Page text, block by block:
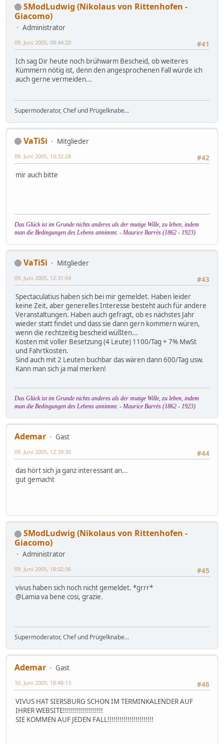
SModLudwig (Nikolaus von Rittenhofen -
Giacomo)
Administrator
#41
09. Juni 2005, 08:44:20
Ich sag Dir heute noch brühwarm Bescheid, ob weiteres
Kümmern nötig ist, denn den angesprochenen Fall würde ich
auch gerne vermeiden...
Supermoderator, Chef und Prügelknabe...
VaTiSi
Mitglieder
#42
09. Juni 2005, 10:32:28
mir auch bitte
Das Glück ist im Grunde nichts anderes als der mutige Wille, zu leben, indem
man die Bedingungen des Lebens annimmt. - Maurice Barrès (1862 - 1923)
VaTiSi
Mitglieder
#43
09. Juni 2005, 12:31:04
Spectaculatius haben sich bei mir gemeldet. Haben leider
keine Zeit, aber generelles Interesse besteht auch für andere
Veranstaltungen. Haben auch gefragt, ob es nächstes Jahr
wieder statt findet und dass sie dann gern kommern würen,
wenn die rechtzeitig bescheid wüßten...
Kosten mit voller Besetzung (4 Leute) 1100/Tag + 7% MwSt
und Fahrtkosten.
Sind auch mit 2 Leuten buchbar das wären dann 600/Tag usw.
Kann man sich ja mal merken!
Das Glück ist im Grunde nichts anderes als der mutige Wille, zu leben, indem
man die Bedingungen des Lebens annimmt. - Maurice Barrès (1862 - 1923)
Ademar
Gast
#44
09. Juni 2005, 12:39:30
das hört sich ja ganz interessant an...
gut gemacht
SModLudwig (Nikolaus von Rittenhofen -
Giacomo)
Administrator
#45
09. Juni 2005, 18:02:36
vivus haben sich noch nicht gemeldet. *grrr*
@Lamia va bene cosi, grazie.
Supermoderator, Chef und Prügelknabe...
Ademar
Gast
#46
10. Juni 2005, 18:48:13
VIVUS HAT SIERSBURG SCHON IM TERMINKALENDER AUF
IHRER WEBSITE!!!!!!!!!!!!!!!!!!!!
SIE KOMMEN AUF JEDEN FALL!!!!!!!!!!!!!!!!!!!!!!!